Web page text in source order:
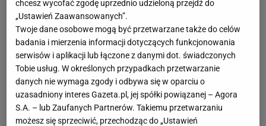
chcesz wycofać zgodę uprzednio udzieloną przejdź do
„Ustawień Zaawansowanych”.
Twoje dane osobowe mogą być przetwarzane także do celów
badania i mierzenia informacji dotyczących funkcjonowania
serwisów i aplikacji lub łączone z danymi dot. świadczonych
Tobie usług. W określonych przypadkach przetwarzanie
danych nie wymaga zgody i odbywa się w oparciu o
uzasadniony interes Gazeta.pl, jej spółki powiązanej – Agora
S.A. – lub Zaufanych Partnerów. Takiemu przetwarzaniu
możesz się sprzeciwić, przechodząc do „Ustawień